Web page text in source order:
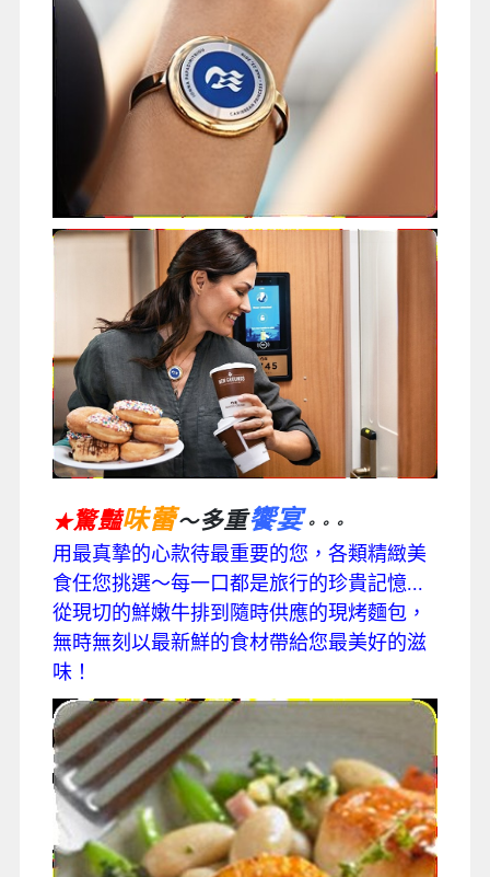
★驚豔味蕾～多重饗宴 。。。
用最真摯的心款待最重要的您，各類精緻美
食任您挑選～每一口都是旅行的珍貴記憶...
從現切的鮮嫩牛排到隨時供應的現烤麵包，
無時無刻以最新鮮的食材帶給您最美好的滋
味！